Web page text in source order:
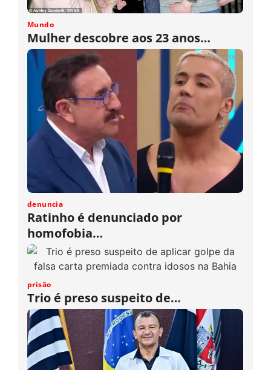
Mundo
Mulher descobre aos 23 anos…
denuncia
Ratinho é denunciado por
homofobia…
prisão
Trio é preso suspeito de…